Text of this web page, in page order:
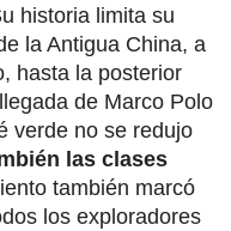
historia limita su
la Antigua China, a
hasta la posterior
de Marco Polo
verde no se redujo
las clases
también marcó
los exploradores